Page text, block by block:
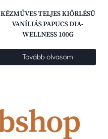
KÉZMŰVES TELJES KIŐRLÉSŰ
VANÍLIÁS PAPUCS DIA-
WELLNESS 100G
Tovább olvasom